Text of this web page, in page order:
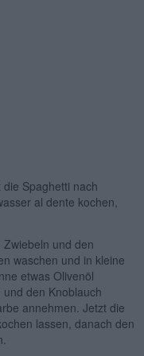
die Spaghetti nach
al dente kochen,
und den
waschen und in kleine
etwas Olivenöl
den Knoblauch
annehmen. Jetzt die
lassen, danach den